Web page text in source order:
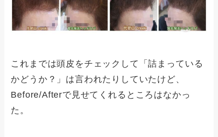
これまでは頭皮をチェックして「詰まっている
かどうか？」は言われたりしていたけど、
Before/Afterで見せてくれるところはなかっ
た。